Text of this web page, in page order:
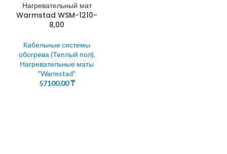
Нагревательный мат
Warmstad WSM-1210-
8,00
Кабельные системы
обогрева (Теплый пол),
Нагревательные маты
"Warmstad"
57100,00₸